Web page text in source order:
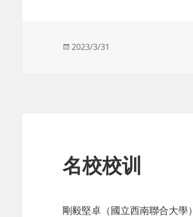
发
2023/3/31
名校校训
剛毅堅卓（國立西南聯合大學）